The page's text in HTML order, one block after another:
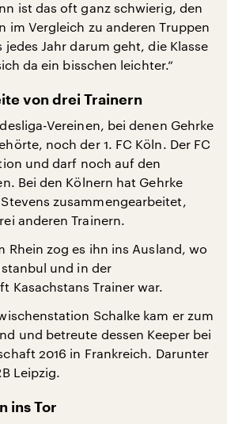
ist das oft ganz schwierig, den
im Vergleich zu anderen Truppen
jedes Jahr darum geht, die Klasse
da ein bisschen leichter.“
von drei Trainern
Vereinen, bei denen Gehrke
noch der 1. FC Köln. Der FC
und darf noch auf den
Bei den Kölnern hat Gehrke
zusammengearbeitet,
anderen Trainern.
Rhein zog es ihn ins Ausland, wo
und in der
Kasachstans Trainer war.
Schalke kam er zum
und betreute dessen Keeper bei
2016 in Frankreich. Darunter
Leipzig.
ins Tor